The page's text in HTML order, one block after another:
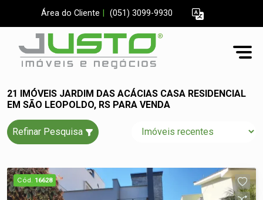
Área do Cliente (051) 3099-9930
21 IMÓVEIS JARDIM DAS ACÁCIAS CASA RESIDENCIAL
EM SÃO LEOPOLDO, RS PARA VENDA
Refinar Pesquisa
Cód. 16628